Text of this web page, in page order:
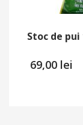
Stoc de pui
69,00 lei